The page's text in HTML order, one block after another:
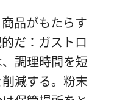
品がもたらす
だ：ガストロ
調理時間を短
減する。粉末